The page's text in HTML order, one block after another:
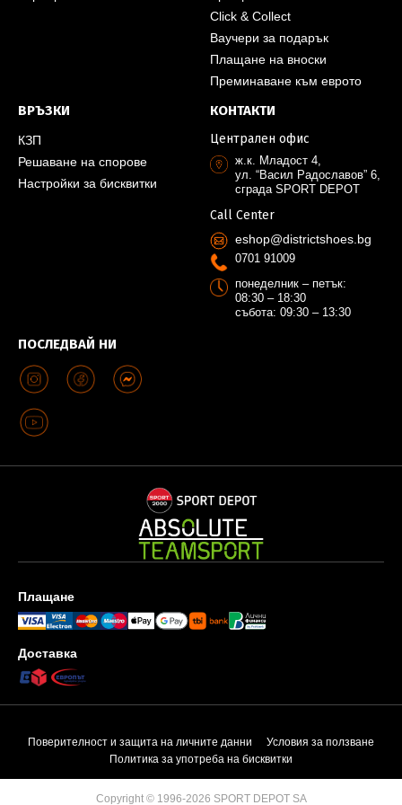
Click & Collect
Ваучери за подарък
Плащане на вноски
Преминаване към еврото
ВРЪЗКИ
КЗП
Решаване на спорове
Настройки за бисквитки
ПОСЛЕДВАЙ НИ
КОНТАКТИ
Централен офис
ж.к. Младост 4,
ул. “Васил Радославов” 6,
сграда SPORT DEPOT
Call Center
eshop@districtshoes.bg
0701 91009
понеделник – петък:
08:30 – 18:30
събота: 09:30 – 13:30
Плащане
Доставка
Поверителност и защита на личните данни
Условия за ползване
Политика за употреба на бисквитки
Copyright © 1996-2026 SPORT DEPOT SA